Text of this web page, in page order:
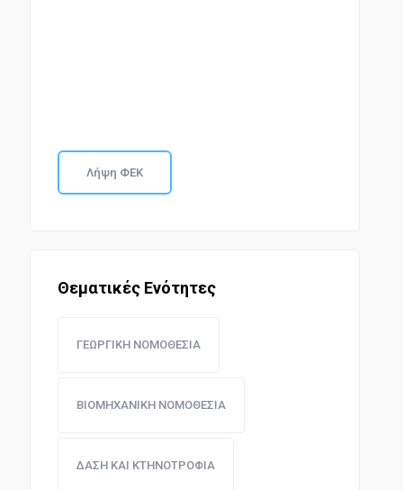
Λήψη ΦΕΚ
Θεματικές Ενότητες
ΓΕΩΡΓΙΚΗ ΝΟΜΟΘΕΣΙΑ
ΒΙΟΜΗΧΑΝΙΚΗ ΝΟΜΟΘΕΣΙΑ
ΔΑΣΗ ΚΑΙ ΚΤΗΝΟΤΡΟΦΙΑ